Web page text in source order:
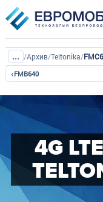
... /Архив/Teltonika/
‹FMB640
4G